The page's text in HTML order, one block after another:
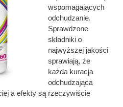
wspomagających
odchudzanie.
Sprawdzone
składniki o
najwyższej jakości
sprawiają, że
każda kuracja
odchudzająca
a efekty są rzeczywiście